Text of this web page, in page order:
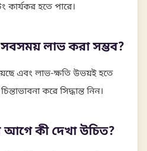
কার্যকর হতে পারে।
লাভ করা সম্ভব?
এবং লাভ-ক্ষতি উভয়ই হতে
করে সিদ্ধান্ত নিন।
কী দেখা উচিত?